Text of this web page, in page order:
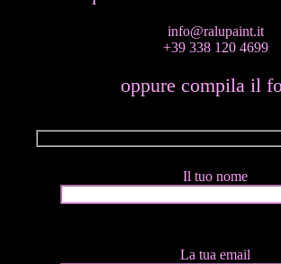
info@ralupaint.it
+39 338 120 4699
oppure compila il
Il tuo nome
La tua email